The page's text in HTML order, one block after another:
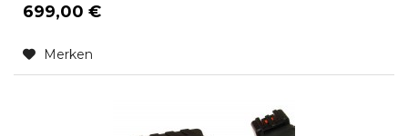
699,00 €
Merken